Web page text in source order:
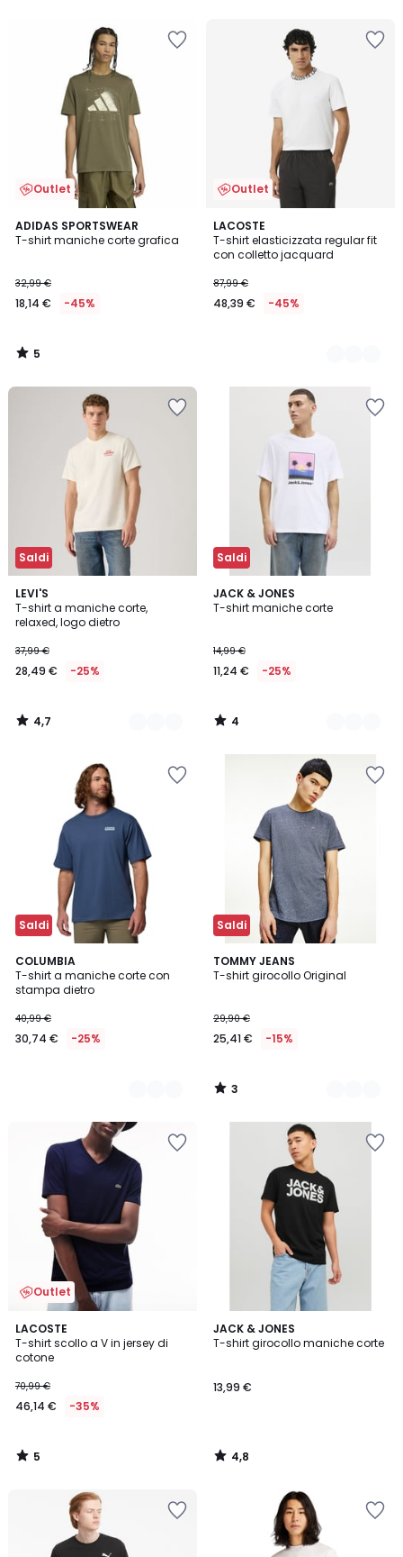
Outlet
ADIDAS SPORTSWEAR
T-shirt maniche corte grafica
32,99 €
18,14 € -45%
5
/
5
/
Outlet
LACOSTE
T-shirt elasticizzata regular fit
con colletto jacquard
87,99 €
48,39 € -45%
2
Colori
Saldi
LEVI'S
T-shirt a maniche corte,
relaxed, logo dietro
37,99 €
28,49 € -25%
4,7
/ 5
2
Colori
4,7
/
Saldi
JACK & JONES
T-shirt maniche corte
14,99 €
11,24 € -25%
4
/
4
Colori
4
/
Saldi
COLUMBIA
T-shirt a maniche corte con
stampa dietro
40,99 €
30,74 € -25%
2
Colori
Saldi
TOMMY JEANS
T-shirt girocollo Original
29,90 €
25,41 € -15%
3
/
2
Colori
3
/
Outlet
LACOSTE
T-shirt scollo a V in jersey di
cotone
70,99 €
46,14 € -35%
5
/
5
5
/
JACK & JONES
T-shirt girocollo maniche corte
13,99 €
4,8
/ 5
4,8
/